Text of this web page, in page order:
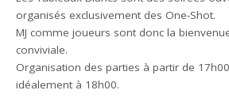
organisés exclusivement des One-Shot.
MJ comme joueurs sont donc la
conviviale.
Organisation des parties à partir de
idéalement à 18h00.